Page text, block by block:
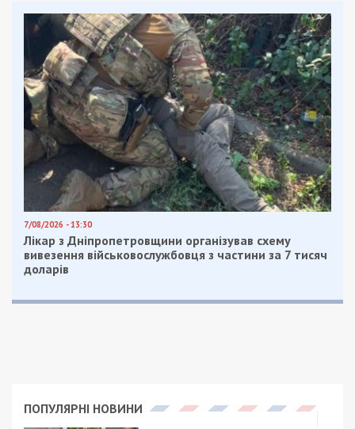
7/08/2026 - 13:30
Лікар з Дніпропетровщини організував схему
вивезення військовослужбовця з частини за 7 тисяч
доларів
ПОПУЛЯРНІ НОВИНИ